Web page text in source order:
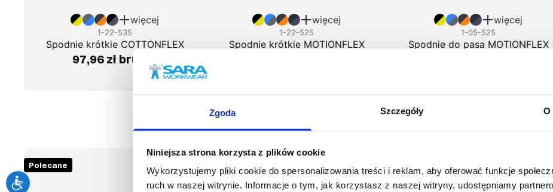
Zgoda Szczegóły O
Niniejsza strona korzysta z plików cookie
Wykorzystujemy pliki cookie do spersonalizowania treści i reklam, aby oferować funkcje
ruch w naszej witrynie. Informacje o tym, jak korzystasz z naszej witryny, udostępniamy
więcej
1-22-535
Spodnie krótkie COTTONFLEX
97,96 zł brutto
więcej
1-22-525
Spodnie krótkie MOTIONFLEX
więcej
1-05-525
Spodnie do pasa MOTIONFLEX
Podobne produkty
Polecane